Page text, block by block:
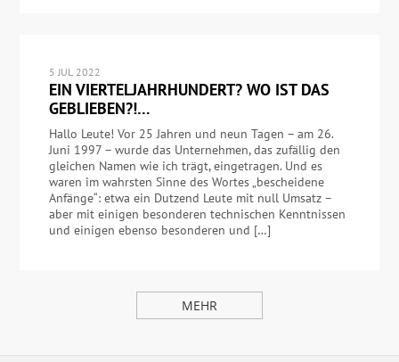
5 JUL 2022
EIN VIERTELJAHRHUNDERT? WO IST DAS
GEBLIEBEN?!…
Hallo Leute! Vor 25 Jahren und neun Tagen – am 26.
Juni 1997 – wurde das Unternehmen, das zufällig den
gleichen Namen wie ich trägt, eingetragen. Und es
waren im wahrsten Sinne des Wortes „bescheidene
Anfänge“: etwa ein Dutzend Leute mit null Umsatz –
aber mit einigen besonderen technischen Kenntnissen
und einigen ebenso besonderen und […]
MEHR